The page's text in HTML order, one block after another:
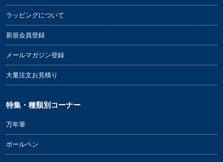
ラッピングについて
新規会員登録
メールマガジン登録
大量注文お見積り
特集・種類別コーナー
万年筆
ボールペン